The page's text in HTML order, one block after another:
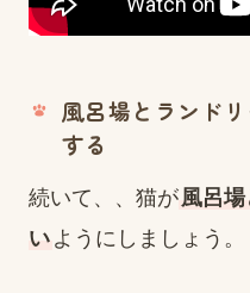
風呂場とランド
する
続いて、、猫が風呂
いようにしましょう。